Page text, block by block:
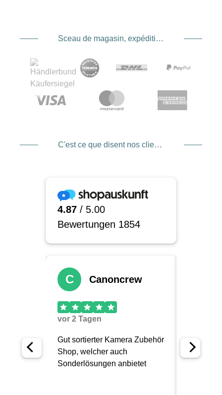
Sceau de magasin, expédition et expédition. Prestataire de services de paiement
C'est ce que disent nos clients